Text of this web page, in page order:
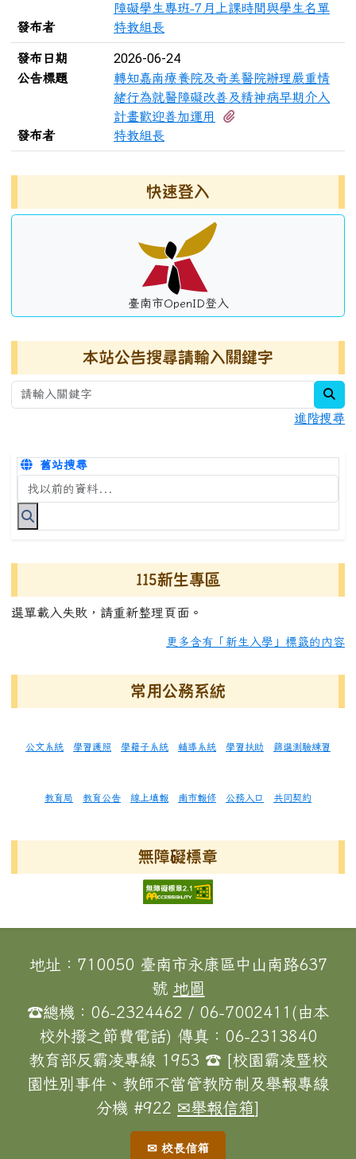
障礙學生專班-7月上課時間與學生名單
發布者
特教組長
發布日期 2026-06-24
公告標題
轉知嘉南療養院及奇美醫院辦理嚴重情
緒行為就醫障礙改善及精神病早期介入
計畫歡迎善加運用
發布者
特教組長
快速登入
臺南市OpenID登入
本站公告搜尋請輸入關鍵字
進階搜尋
舊站搜尋
搜尋台南市永康國小全球資訊網關鍵字
115新生專區
選單載入失敗，請重新整理頁面。
更多含有「新生入學」標籤的內容
常用公務系統
公文系統 學習護照 學籍子系統 輔導系統 學習扶助 篩選測驗練習
教育局 教育公告 線上填報 南市報修 公務入口 共同契約
無障礙標章
頁尾區域內容
地址：710050 臺南市永康區中山南路637
號 地圖
☎總機：06-2324462 / 06-7002411(由本
校外撥之節費電話) 傳真：06-2313840
教育部反霸凌專線 1953 ☎ [校園霸凌暨校
園性別事件、教師不當管教防制及舉報專線
分機 #922 ✉舉報信箱]
✉ 校長信箱